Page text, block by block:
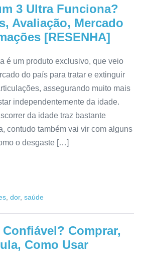
3 Ultra Funciona?
Avaliação, Mercado
[RESENHA]
é um produto exclusivo, que veio
do país para tratar e extinguir
assegurando muito mais
independentemente da idade.
da idade traz bastante
contudo também vai vir com alguns
o desgaste […]
dor, saúde
Comprar,
Como Usar